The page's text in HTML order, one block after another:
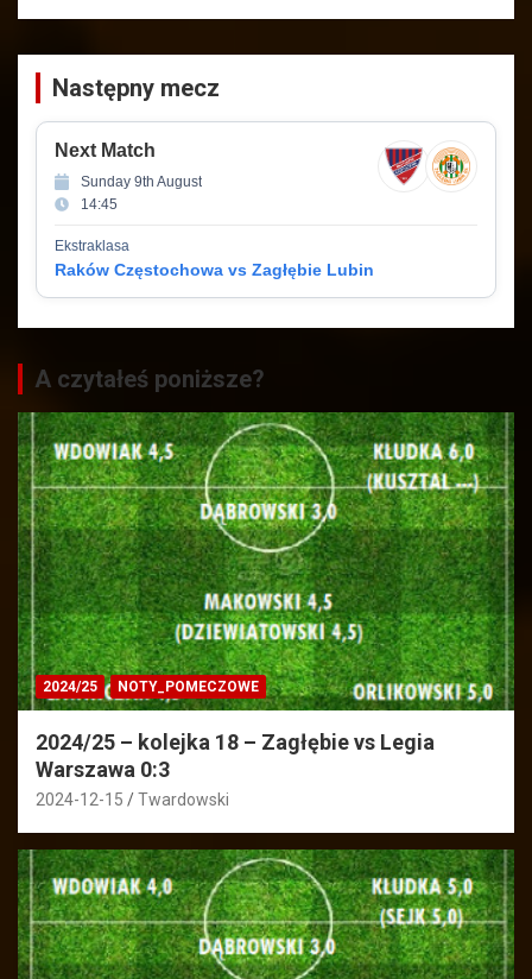
Następny mecz
Next Match
Sunday 9th August
14:45
Ekstraklasa
Raków Częstochowa vs Zagłębie Lubin
A czytałeś poniższe?
2024/25 NOTY_POMECZOWE
2024/25 – kolejka 18 – Zagłębie vs Legia
Warszawa 0:3
2024-12-15 Twardowski